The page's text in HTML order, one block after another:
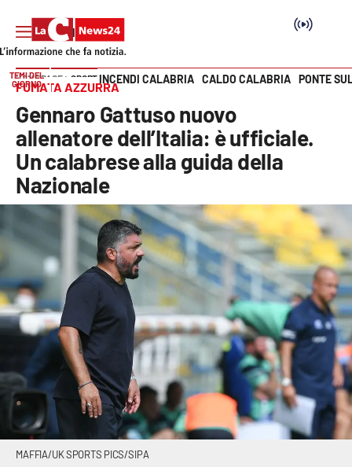
SEZIONI
Cronaca
Politica
Attualità
Economia e lavoro
Italia Mondo
Sanità
Sport
Cultura
Vai
TEMI DEL
GIORNO
INCENDI CALABRIA CALDO CALABRIA PONTE
HOME PAGE SPORT
FUMATA AZZURRA
Gennaro Gattuso nuovo
allenatore dell’Italia: è ufficiale.
Un calabrese alla guida della
Nazionale
MAFFIA/UK SPORTS PICS/SIPA